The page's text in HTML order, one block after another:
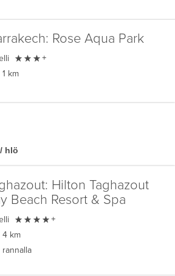
Rose Aqua Park
 +
1 km
/ hlö
Hilton Taghazout
Beach Resort & Spa
 +
4 km
rannalla